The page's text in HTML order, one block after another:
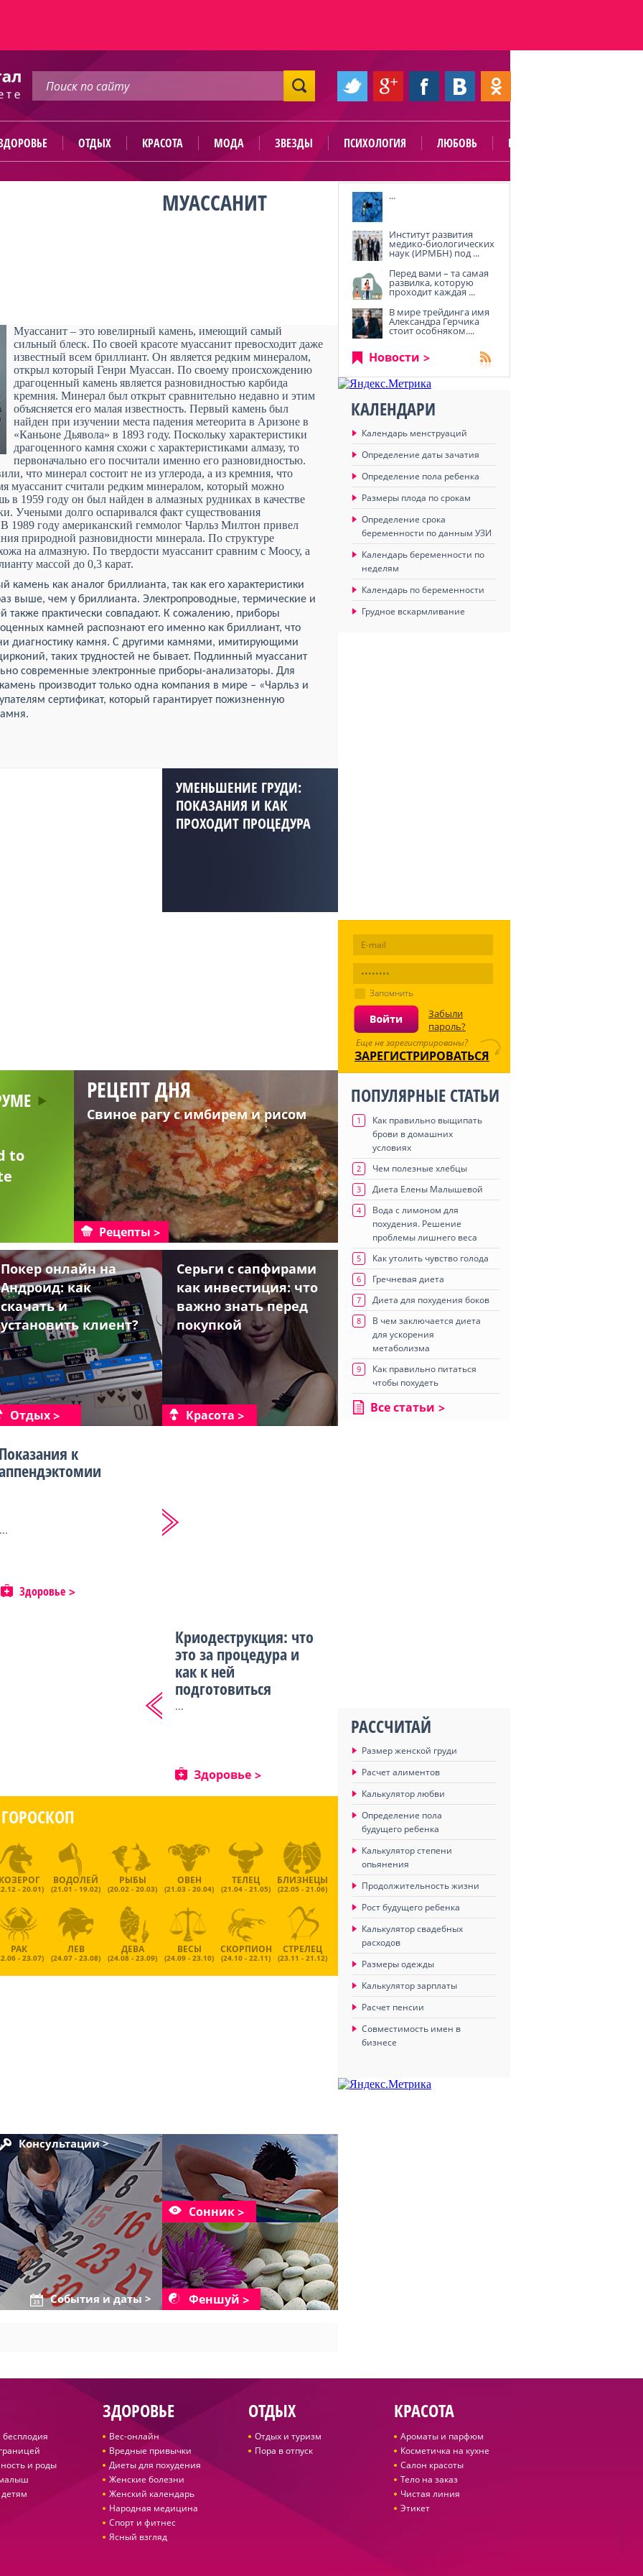
ОТДЫХ КРАСОТА МОДА ЗВЕЗДЫ ПСИХОЛОГИЯ ЛЮБОВЬ ПОЛЕЗНО
МУАССАНИТ
Муассанит – это ювелирный камень, имеющий самый
сильный блеск. По своей красоте муассанит превосходит даже
известный всем бриллиант. Он является редким минералом,
открыл который Генри Муассан. По своему происхождению
драгоценный камень является разновидностью карбида
кремния. Минерал был открыт сравнительно недавно и этим
объясняется его малая известность. Первый камень был
найден при изучении места падения метеорита в Аризоне в
«Каньоне Дьявола» в 1893 году. Поскольку характеристики
драгоценного камня схожи с характеристиками алмазу, то
первоначально его посчитали именно его разновидностью.
что минерал состоит не из углерода, а из кремния, что
муассанит считали редким минералом, который можно
в 1959 году он был найден в алмазных рудниках в качестве
Учеными долго оспаривался факт существования
1989 году американский геммолог Чарльз Милтон привел
природной разновидности минерала. По структуре
на алмазную. По твердости муассанит сравним с Моосу, а
массой до 0,3 карат.
как аналог бриллианта, так как его характеристики
выше, чем у бриллианта. Электропроводные, термические и
также практически совпадают. К сожалению, приборы
камней распознают его именно как бриллиант, что
диагностику камня. С другими камнями, имитирующими
таких трудностей не бывает. Подлинный муассанит
современные электронные приборы-анализаторы. Для
производит только одна компания в мире – «Чарльз и
сертификат, который гарантирует пожизненную
УМЕНЬШЕНИЕ ГРУДИ:
ПОКАЗАНИЯ И КАК
ПРОХОДИТ ПРОЦЕДУРА
to
РЕЦЕПТ ДНЯ
Свиное рагу с имбирем и рисом
Рецепты
Покер онлайн на
Андроид: как
скачать и
установить клиент?
Отдых
Серьги с сапфирами
как инвестиция: что
важно знать перед
покупкой
Красота
к
...
Здоровье
Криодеструкция: что
это за процедура и
как к ней
подготовиться
...
Здоровье
ГОРОСКОП
- 20.01)
ВОДОЛЕЙ
(21.01 - 19.02)
РЫБЫ
(20.02 - 20.03)
ОВЕН
(21.03 - 20.04)
ТЕЛЕЦ
(21.04 - 21.05)
БЛИЗНЕЦЫ
(22.05 - 21.06)
РАК
- 23.07)
ЛЕВ
(24.07 - 23.08)
ДЕВА
(24.08 - 23.09)
ВЕСЫ
(24.09 - 23.10)
СКОРПИОН
(24.10 - 22.11)
СТРЕЛЕЦ
(23.11 - 21.12)
Консультации >
События и даты >
Сонник
Феншуй
...
Институт развития
медико-биологических
наук (ИРМБН) под ...
Перед вами – та самая
развилка, которую
проходит каждая ...
В мире трейдинга имя
Александра Герчика
стоит особняком....
Новости
КАЛЕНДАРИ
Календарь менструаций
Определение даты зачатия
Определение пола ребенка
Размеры плода по срокам
Определение срока
беременности по данным УЗИ
Календарь беременности по
неделям
Календарь по беременности
Грудное вскармливание
Запомнить
Забыли
пароль?
Еще не зарегистрированы?
ЗАРЕГИСТРИРОВАТЬСЯ
ПОПУЛЯРНЫЕ СТАТЬИ
1
Как правильно выщипать
брови в домашних
условиях
2 Чем полезные хлебцы
3 Диета Елены Малышевой
4
Вода с лимоном для
похудения. Решение
проблемы лишнего веса
5 Как утолить чувство голода
6 Гречневая диета
7 Диета для похудения боков
8
В чем заключается диета
для ускорения
метаболизма
9
Как правильно питаться
чтобы похудеть
Все статьи
РАССЧИТАЙ
Размер женской груди
Расчет алиментов
Калькулятор любви
Определение пола
будущего ребенка
Калькулятор степени
опьянения
Продолжительность жизни
Рост будущего ребенка
Калькулятор свадебных
расходов
Размеры одежды
Калькулятор зарплаты
Расчет пенсии
Совместимость имен в
бизнесе
и роды
ЗДОРОВЬЕ
Вес-онлайн
Вредные привычки
Диеты для похудения
Женские болезни
Женский календарь
Народная медицина
Спорт и фитнес
Ясный взгляд
ОТДЫХ
Отдых и туризм
Пора в отпуск
КРАСОТА
Ароматы и парфюм
Косметичка на кухне
Салон красоты
Тело на заказ
Чистая линия
Этикет